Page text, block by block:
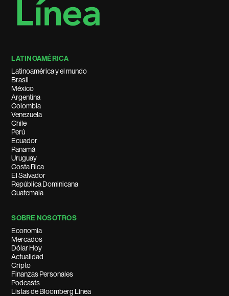
LATINOAMÉRICA
Latinoamérica y el mundo
Brasil
México
Argentina
Colombia
Venezuela
Chile
Perú
Ecuador
Panamá
Uruguay
Costa Rica
El Salvador
República Dominicana
Guatemala
SOBRE NOSOTROS
Economía
Mercados
Dólar Hoy
Actualidad
Cripto
Finanzas Personales
Podcasts
Listas de Bloomberg Línea